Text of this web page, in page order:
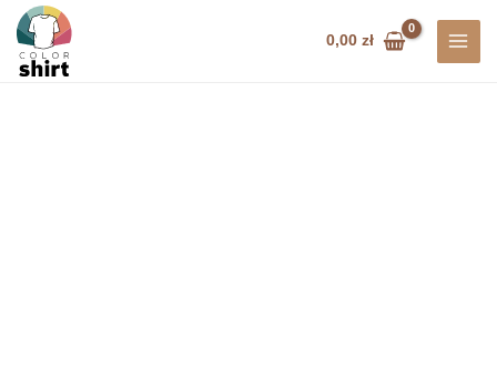
Przejdź
treści
0,00zł